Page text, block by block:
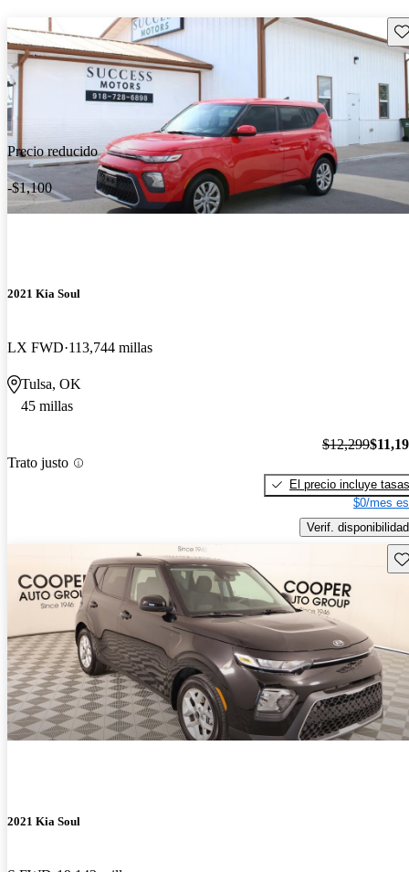
Precio reducido
-$1,100
2021 Kia Soul
LX FWD 113,744 millas
Tulsa, OK
45 millas
Trato justo
$12,299
El precio incluye tasas
$0/mes
Verif. disponibilidad
2021 Kia Soul